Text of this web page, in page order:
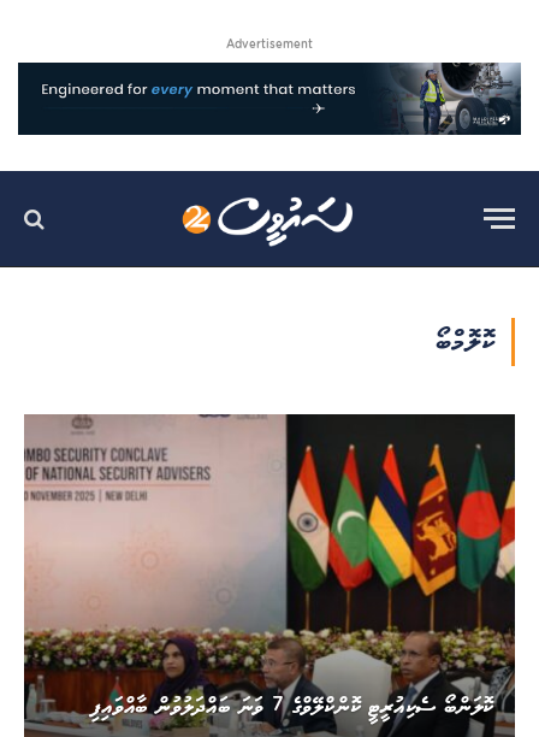
Advertisement
ކޮލޮމްބޯ
ކޮލަންބޯ ސެކިއުރީޓީ ކޮންކްލޭވްގެ 7 ވަނަ ބައްދަލުވުން ބާއްވައިފި